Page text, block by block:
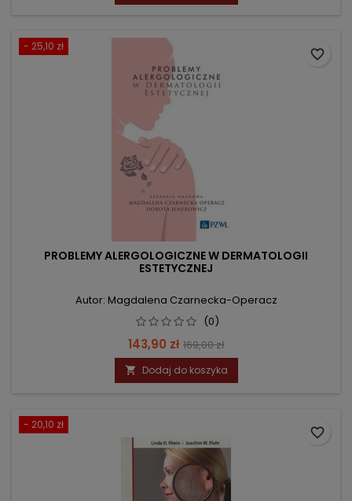
- 25,10 zł
PROBLEMY ALERGOLOGICZNE W DERMATOLOGII
ESTETYCZNEJ
Autor: Magdalena Czarnecka-Operacz
(0)
Cena
143,90 zł Cena
podstawowa
169,00 zł
 Dodaj do koszyka
favorite_border
- 20,10 zł
favorite_border